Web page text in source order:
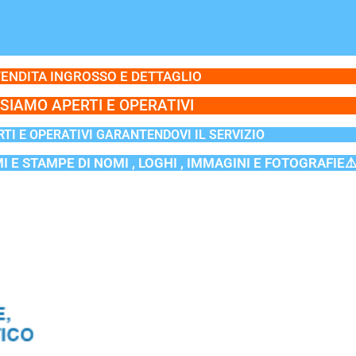
INGROSSO E DETTAGLIO
SIAMO APERTI E OPERATIVI
E OPERATIVI GARANTENDOVI IL SERVIZIO
E STAMPE DI NOMI , LOGHI , IMMAGINI E